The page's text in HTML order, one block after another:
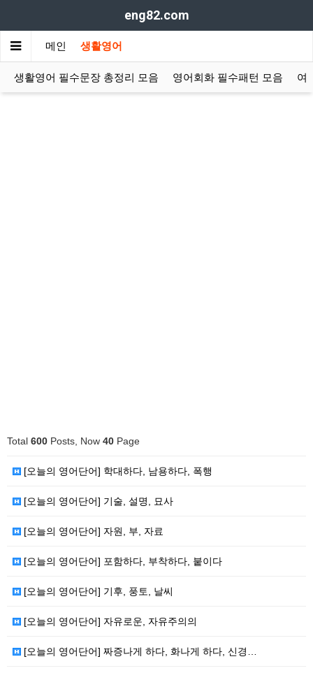
eng82.com
메인 생활영어
생활영어 필수문장 총정리 모음 영어회화 필수패턴 모음 여
Total 600 Posts, Now 40 Page
[오늘의 영어단어] 학대하다, 남용하다, 폭행
[오늘의 영어단어] 기술, 설명, 묘사
[오늘의 영어단어] 자원, 부, 자료
[오늘의 영어단어] 포함하다, 부착하다, 붙이다
[오늘의 영어단어] 기후, 풍토, 날씨
[오늘의 영어단어] 자유로운, 자유주의의
[오늘의 영어단어] 짜증나게 하다, 화나게 하다, 신경…